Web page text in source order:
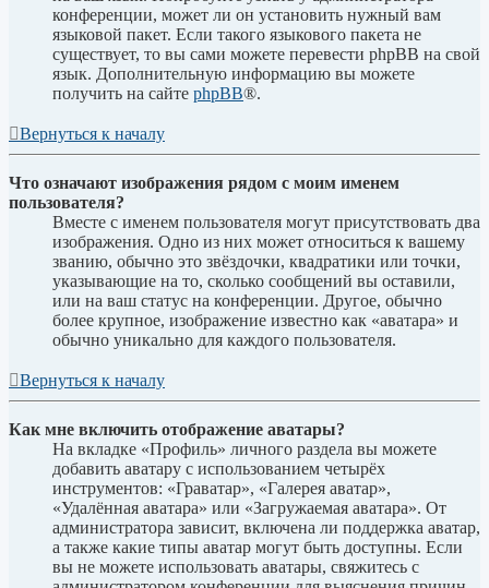
конференции, может ли он установить нужный вам
языковой пакет. Если такого языкового пакета не
существует, то вы сами можете перевести phpBB на свой
язык. Дополнительную информацию вы можете
получить на сайте phpBB®.
Вернуться к началу
Что означают изображения рядом с моим именем
пользователя?
Вместе с именем пользователя могут присутствовать два
изображения. Одно из них может относиться к вашему
званию, обычно это звёздочки, квадратики или точки,
указывающие на то, сколько сообщений вы оставили,
или на ваш статус на конференции. Другое, обычно
более крупное, изображение известно как «аватара» и
обычно уникально для каждого пользователя.
Вернуться к началу
Как мне включить отображение аватары?
На вкладке «Профиль» личного раздела вы можете
добавить аватару с использованием четырёх
инструментов: «Граватар», «Галерея аватар»,
«Удалённая аватара» или «Загружаемая аватара». От
администратора зависит, включена ли поддержка аватар,
а также какие типы аватар могут быть доступны. Если
вы не можете использовать аватары, свяжитесь с